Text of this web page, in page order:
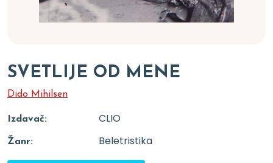
SVETLIJE OD MENE
Dido Mihilsen
Izdavač: CLIO
Žanr: Beletristika